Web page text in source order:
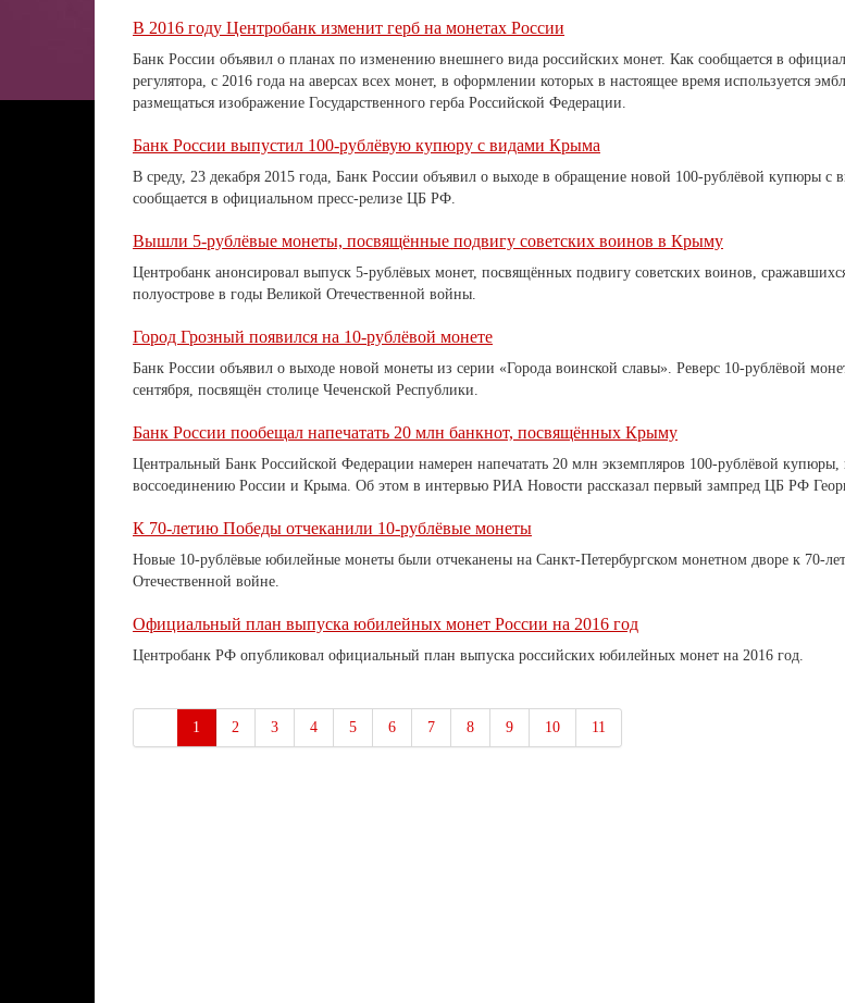
В 2016 году Центробанк изменит герб на монетах России
Банк России объявил о планах по изменению внешнего вида российских монет. Как сообщается в
регулятора, с 2016 года на аверсах всех монет, в оформлении которых в настоящее время используется
размещаться изображение Государственного герба Российской Федерации.
Банк России выпустил 100-рублёвую купюру с видами Крыма
В среду, 23 декабря 2015 года, Банк России объявил о выходе в обращение новой 100-рублёвой купюры
сообщается в официальном пресс-релизе ЦБ РФ.
Вышли 5-рублёвые монеты, посвящённые подвигу советских воинов в Крыму
Центробанк анонсировал выпуск 5-рублёвых монет, посвящённых подвигу советских воинов,
полуострове в годы Великой Отечественной войны.
Город Грозный появился на 10-рублёвой монете
Банк России объявил о выходе новой монеты из серии «Города воинской славы». Реверс 10-рублёвой
сентября, посвящён столице Чеченской Республики.
Банк России пообещал напечатать 20 млн банкнот, посвящённых Крыму
Центральный Банк Российской Федерации намерен напечатать 20 млн экземпляров 100-рублёвой
воссоединению России и Крыма. Об этом в интервью РИА Новости рассказал первый зампред ЦБ РФ
К 70-летию Победы отчеканили 10-рублёвые монеты
Новые 10-рублёвые юбилейные монеты были отчеканены на Санкт-Петербургском монетном дворе к 70-
Отечественной войне.
Официальный план выпуска юбилейных монет России на 2016 год
Центробанк РФ опубликовал официальный план выпуска российских юбилейных монет на 2016 год.
1 2 3 4 5 6 7 8 9 10 11